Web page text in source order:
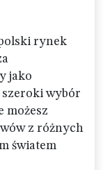
rynek
jako
wybór
możesz
z różnych
światem